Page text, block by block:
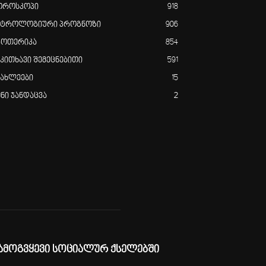
918
პროგნოზი 906
854
შემეცნებითი 591
15
ჯანდაცვა 2
სოციალურ ქსელებში